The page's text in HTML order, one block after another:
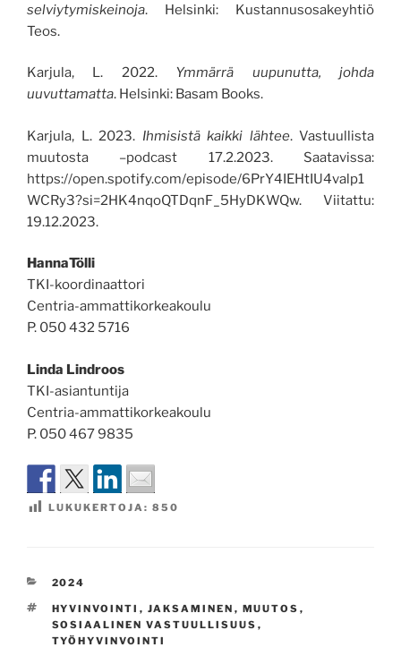
selviytymiskeinoja. Helsinki: Kustannusosakeyhtiö
Teos.
Karjula, L. 2022. Ymmärrä uupunutta, johda
uuvuttamatta. Helsinki: Basam Books.
Karjula, L. 2023. Ihmisistä kaikki lähtee. Vastuullista
muutosta –podcast 17.2.2023. Saatavissa:
https://open.spotify.com/episode/6PrY4IEHtIU4valp1
WCRy3?si=2HK4nqoQTDqnF_5HyDKWQw. Viitattu:
19.12.2023.
HannaTölli
TKI-koordinaattori
Centria-ammattikorkeakoulu
P. 050 432 5716
Linda Lindroos
TKI-asiantuntija
Centria-ammattikorkeakoulu
P. 050 467 9835
LUKUKERTOJA: 850
KATEGORIAT
2024
AVAINSANAT
HYVINVOINTI , JAKSAMINEN , MUUTOS ,
SOSIAALINEN VASTUULLISUUS ,
TYÖHYVINVOINTI